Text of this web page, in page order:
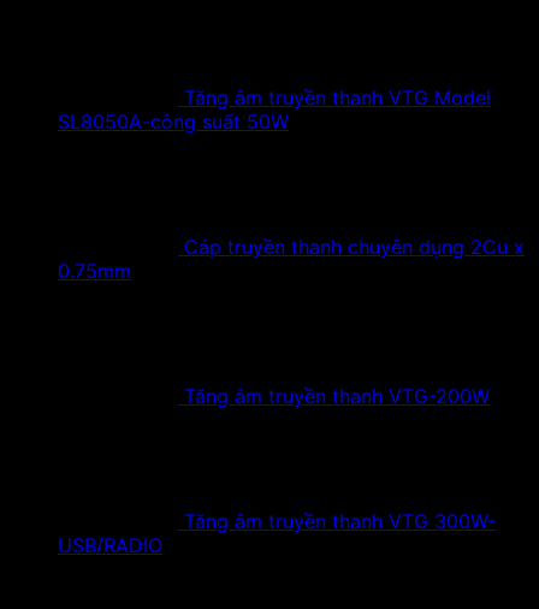
Tăng âm truyền thanh VTG Model
SL8050A-công suất 50W
Cáp truyền thanh chuyên dụng 2Cu x
0.75mm
Tăng âm truyền thanh VTG-200W
Tăng âm truyền thanh VTG 300W-
USB/RADIO